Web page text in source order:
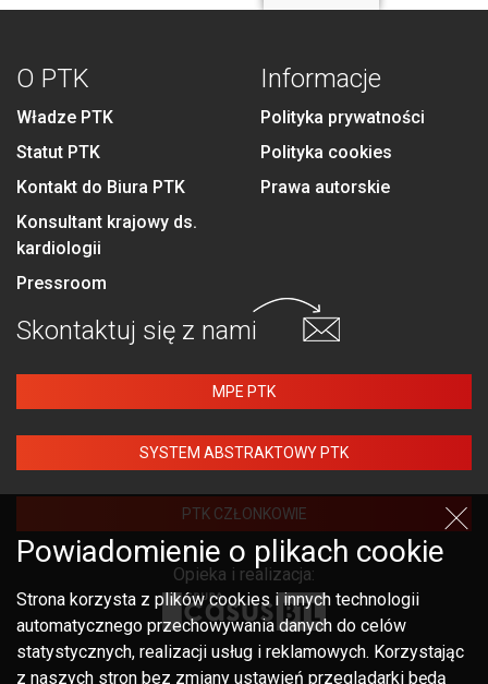
O PTK
Władze PTK
Statut PTK
Kontakt do Biura PTK
Konsultant krajowy ds.
kardiologii
Pressroom
Informacje
Polityka prywatności
Polityka cookies
Prawa autorskie
Skontaktuj się z nami
MPE PTK
SYSTEM ABSTRAKTOWY PTK
PTK CZŁONKOWIE
Opieka i realizacja:
Powiadomienie o plikach cookie
Strona korzysta z plików cookies i innych technologii
automatycznego przechowywania danych do celów
statystycznych, realizacji usług i reklamowych. Korzystając
z naszych stron bez zmiany ustawień przeglądarki będą